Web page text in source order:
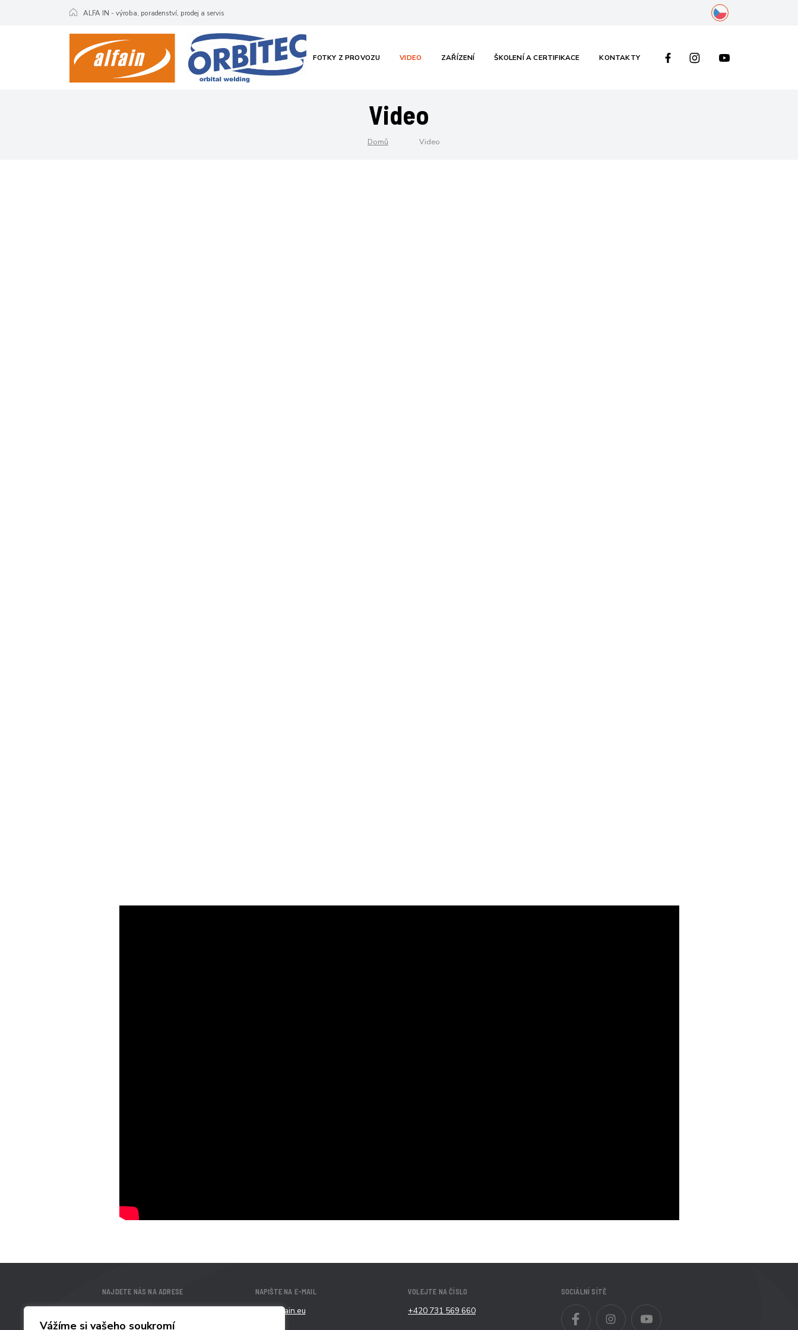
Vážíme si vašeho soukromí
ALFA IN - výroba, poradenství, prodej a servis cs
ÚVOD KATALOG FOTKY Z PROVOZU VIDEO ZAŘÍZENÍ ŠKOLENÍ A CERTIFIKACE KONTAKTY FACEBOOKINSTAGRAMYOUTUBE
Video
Domů Video
NAJDETE NÁS NA ADRESE
č.p. 74
NAPIŠTE NA E-MAIL
cnc@alfain.eu
VOLEJTE NA ČÍSLO
+420 731 569 660
SOCIÁLNÍ SÍTĚ
Facebook Instagram